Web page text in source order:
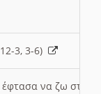
3, 3-6)
να ζω στην